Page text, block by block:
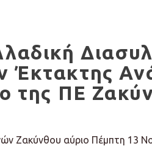
Έκτακτης
της ΠΕ
Ζακύνθου αύριο Πέμπτη 13